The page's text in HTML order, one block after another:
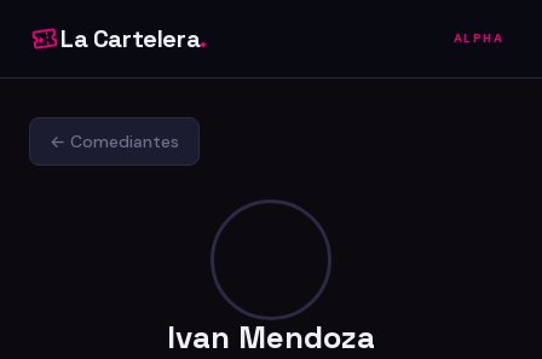
La Cartelera. ALPHA
← Comediantes
Ivan Mendoza